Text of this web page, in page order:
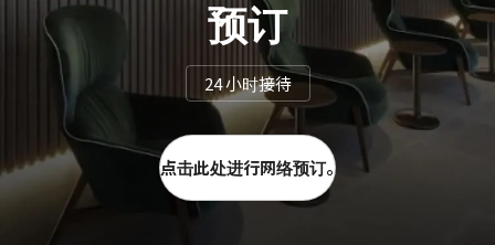
预订
24 小时接待
点击此处进行网络预订。